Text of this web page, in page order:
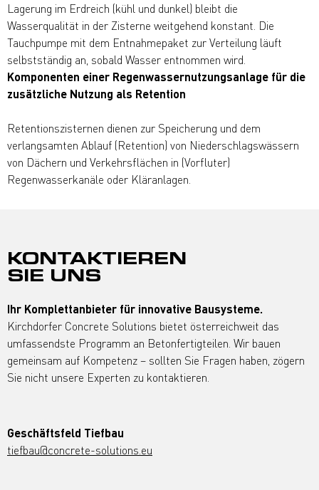
Lagerung im Erdreich (kühl und dunkel) bleibt die
Wasserqualität in der Zisterne weitgehend konstant. Die
Tauchpumpe mit dem Entnahmepaket zur Verteilung läuft
selbstständig an, sobald Wasser entnommen wird.
Komponenten einer Regenwassernutzungsanlage für die
zusätzliche Nutzung als Retention
Retentionszisternen dienen zur Speicherung und dem
verlangsamten Ablauf (Retention) von Niederschlagswässern
von Dächern und Verkehrsflächen in (Vorfluter)
Regenwasserkanäle oder Kläranlagen.
KONTAKTIEREN
SIE UNS
Ihr Komplettanbieter für innovative Bausysteme.
Kirchdorfer Concrete Solutions bietet österreichweit das
umfassendste Programm an Betonfertigteilen. Wir bauen
gemeinsam auf Kompetenz – sollten Sie Fragen haben, zögern
Sie nicht unsere Experten zu kontaktieren.
Geschäftsfeld Tiefbau
tiefbau@concrete-solutions.eu